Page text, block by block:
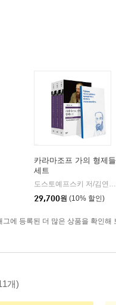
카라마조프 가의 형제들
세트
도스토예프스키 저/김연경 역
29,700원 (10% 할인)
그에 등록된 더 많은 상품을 확인해
개)